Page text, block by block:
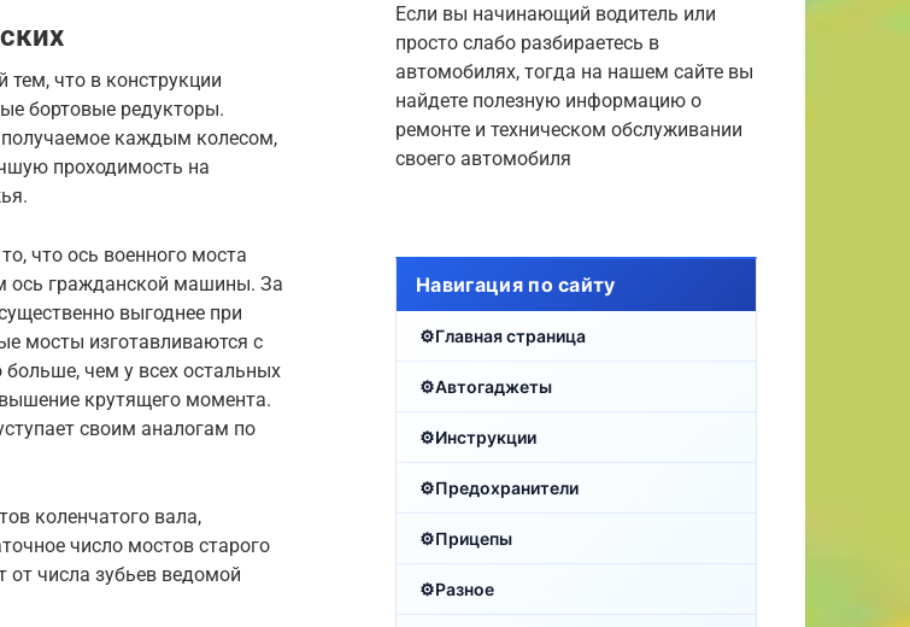
что в конструкции
бортовые редукторы.
каждым колесом,
проходимость на
что ось военного моста
ось гражданской машины. За
выгоднее при
мосты изготавливаются с
чем у всех остальных
крутящего момента.
своим аналогам по
коленчатого вала,
число мостов старого
от числа зубьев ведомой
Если вы начинающий водитель или
просто слабо разбираетесь в
автомобилях, тогда на нашем сайте вы
найдете полезную информацию о
ремонте и техническом обслуживании
своего автомобиля
Навигация по сайту
Главная страница
Автогаджеты
Инструкции
Предохранители
Прицепы
Разное